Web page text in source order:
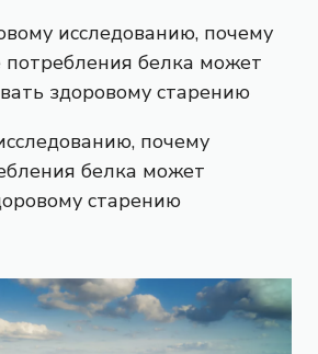
почему
белка может
старению